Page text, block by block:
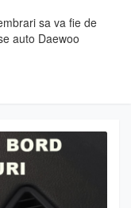
sa va fie de
auto Daewoo